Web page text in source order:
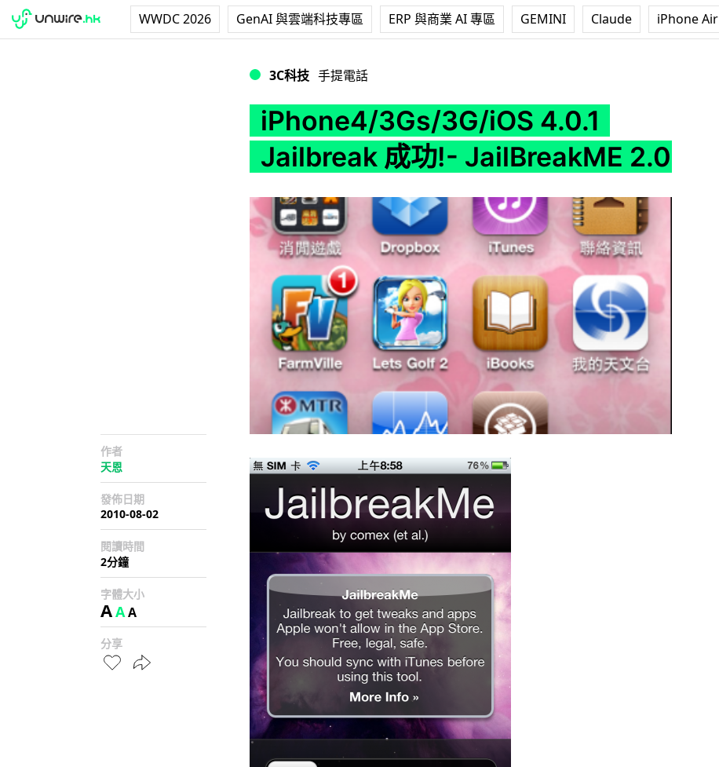
WWDC 2026 GenAI 與雲端科技專區 ERP 與商業 AI 專區 GEMINI Claude iPhone Air
3C科技 手提電話
iPhone4/3Gs/3G/iOS 4.0.1
Jailbreak 成功!- JailBreakME 2.0
作者
天恩
發佈日期
2010-08-02
閱讀時間
2分鐘
字體大小
AAA
分享